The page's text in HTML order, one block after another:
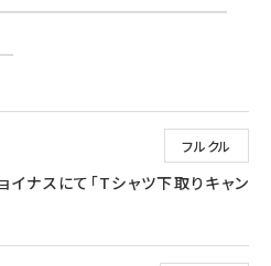
フルクル
イナスにて「Tシャツ下取りキャン